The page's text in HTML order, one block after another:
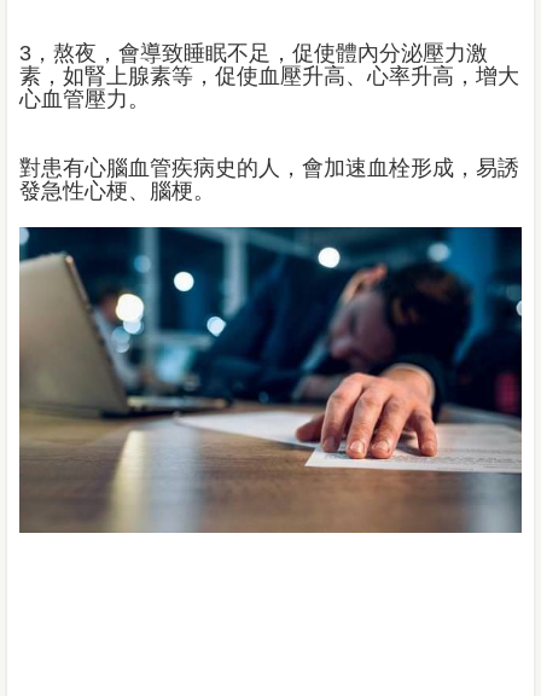
3，熬夜，會導致睡眠不足，促使體內分泌壓力激
素，如腎上腺素等，促使血壓升高、心率升高，增大
心血管壓力。
對患有心腦血管疾病史的人，會加速血栓形成，易誘
發急性心梗、腦梗。